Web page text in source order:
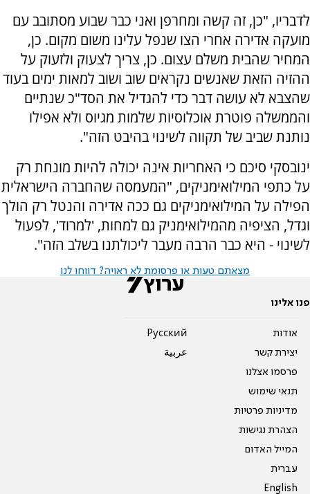
לדבריו, "כן, זה קשה ומחרפן ואני כבר שבוע מסתובב עם
מועקה אדירה אחרי הצו שנפל עלינו משום מקום. כן,
המחיר שהבית משלם עצום. כן, צריך לצעוק ולזעוק על
ההזיה הזאת שאנשים נקראים שוב ושוב למאות ימים בעוד
שהצבא לא עושה דבר כדי להגדיל את הסד"כ שנתיים
והממשלה פוטרת אוכלוסיות שלמות מגיוס ולא אפילו
נותנת שביב של תקווה לשינוי בהיבט הזה".
ינובסקי סיכם כי האחריות אינה יכולה להיות מונחת רק
על כתפי המילואימניקים, "המעמסה שהחברה הישראלית
הפילה על המילואימניקים גם ככה אדירה והנטל רק הולך
וגדל, הציפיה מהמילואימניק גם למחות, 'למרוד', לפעול
לשינוי - היא כבר הרבה מעבר ליכולתנו בשלב הזה".
מצאתם טעות או פרסומת לא ראויה? דווחו לנו
פנו אלינו
אודות
יצירת קשר
פרסמו אצלנו
תנאי שימוש
מדיניות פרטיות
הצהרת נגישות
המייל האדום
עברית
English
Pусский
عربية